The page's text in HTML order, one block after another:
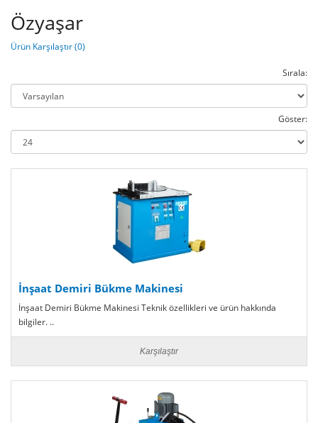
Özyaşar
Ürün Karşılaştır (0)
Sırala:
Göster:
İnşaat Demiri Bükme Makinesi
İnşaat Demiri Bükme Makinesi Teknik özellikleri ve ürün hakkında
bilgiler. ..
Karşılaştır